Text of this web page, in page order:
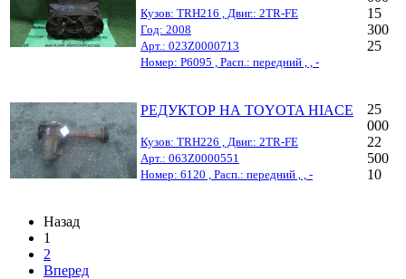
Кузов: TRH216 , Двиг.: 2TR-FE
Год: 2008
Арт.: 023Z0000713
Номер: Р6095 , Расп.: передний , , -
15
300
25
РЕДУКТОР НА TOYOTA HIACE
Кузов: TRH226 , Двиг.: 2TR-FE
Арт.: 063Z0000551
Номер: 6120 , Расп.: передний , , -
25
000
22
500
10
Назад
1
2
Вперед